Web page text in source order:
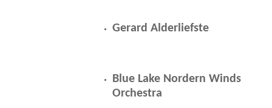
Gerard Alderliefste
Blue Lake Nordern Winds
Orchestra